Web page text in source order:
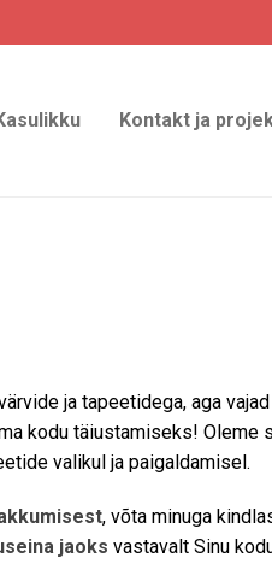
Kontakt ja
ja tapeetidega, aga
kodu täiustamiseks! Oleme
valikul ja paigaldamisel.
, võta minuga
jaoks vastavalt Sinu